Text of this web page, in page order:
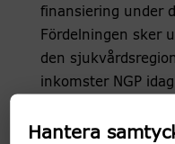
finansiering under
Fördelningen sker
den
inkomster NGP
tillgängliggörande
Hantera